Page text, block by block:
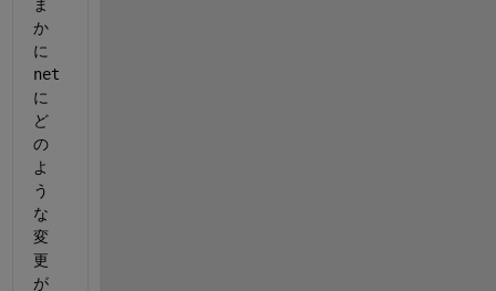
ま
か
に
net
に
ど
の
よ
う
な
変
更
が